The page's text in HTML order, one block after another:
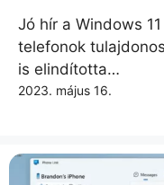
Jó hír a Windows
telefonok
is elindította…
2023. május 16.